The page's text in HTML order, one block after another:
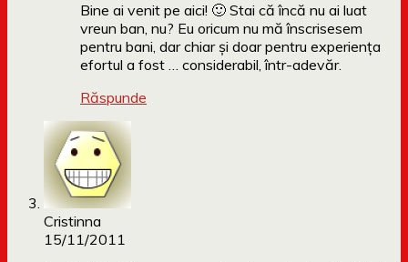
Bine ai venit pe aici! 🙂 Stai că încă nu ai luat
vreun ban, nu? Eu oricum nu mă înscrisesem
pentru bani, dar chiar și doar pentru experiența
efortul a fost … considerabil, într-adevăr.
Răspunde
Cristinna
15/11/2011